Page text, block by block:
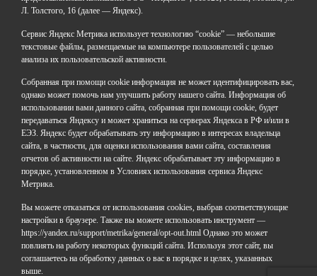
Л. Толстого, 16 (далее — Яндекс).
Сервис Яндекс Метрика использует технологию “cookie” — небольшие
текстовые файлы, размещаемые на компьютере пользователей с целью
анализа их пользовательской активности.
Собранная при помощи cookie информация не может идентифицировать вас,
однако может помочь нам улучшить работу нашего сайта. Информация об
использовании вами данного сайта, собранная при помощи cookie, будет
передаваться Яндексу и может храниться на серверах Яндекса в РФ и/или в
ЕЭЗ. Яндекс будет обрабатывать эту информацию в интересах владельца
сайта, в частности, для оценки использования вами сайта, составления
отчетов об активности на сайте. Яндекс обрабатывает эту информацию в
порядке, установленном в Условиях использования сервиса Яндекс
Метрика.
Вы можете отказаться от использования cookies, выбрав соответствующие
настройки в браузере. Также вы можете использовать инструмент —
https://yandex.ru/support/metrika/general/opt-out.html Однако это может
повлиять на работу некоторых функций сайта. Используя этот сайт, вы
соглашаетесь на обработку данных о вас в порядке и целях, указанных
выше.
ГАОУДО «Центр развития талантов «Аврора»
ИНН: 0277946670
ОГРН: 119028008662
Юридический адрес: 450112, Российская Федерация,
город Уфа, улица Мира, дом 14
Фактический адрес: 450112, Российская Федерация,
Республика Башкортостан,
город Уфа, улица Мира, дом 14
+7 (347) 286-77-58 - отдел профильных смен
+7(347) 246-64-95 - отдел олимпиадного движения
+7 (347) 286-77-61 - отдел ДО
+7 (347) 287-23-00 - приемная
+7 (347) 246-67-38 - бухгалтерия
rbavrora@yandex.ru